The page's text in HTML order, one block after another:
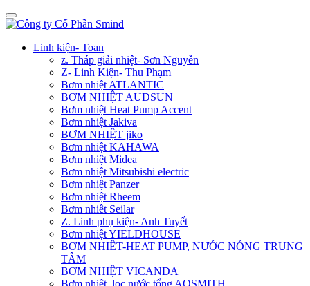
Linh kiện- Toan
z. Tháp giải nhiệt- Sơn Nguyễn
Z- Linh Kiện- Thu Phạm
Bơm nhiệt ATLANTIC
BƠM NHIỆT AUDSUN
Bơm nhiệt Heat Pump Accent
Bơm nhiệt Jakiva
BƠM NHIỆT jiko
Bơm nhiệt KAHAWA
Bơm nhiệt Midea
Bơm nhiệt Mitsubishi electric
Bơm nhiệt Panzer
Bơm nhiệt Rheem
Bơm nhiêt Seilar
Z. Linh phụ kiện- Anh Tuyết
Bơm nhiệt YIELDHOUSE
BƠM NHIÊT-HEAT PUMP, NƯỚC NÓNG TRUNG
TÂM
BƠM NHIỆT VICANDA
Bơm nhiệt, lọc nước tổng AOSMITH